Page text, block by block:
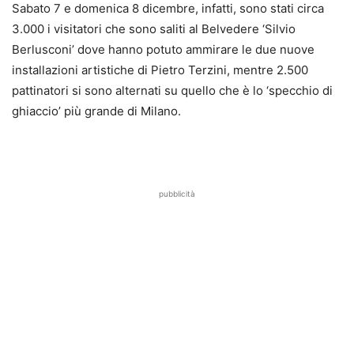
Sabato 7 e domenica 8 dicembre, infatti, sono stati circa
3.000 i visitatori che sono saliti al Belvedere ‘Silvio
Berlusconi’ dove hanno potuto ammirare le due nuove
installazioni artistiche di Pietro Terzini, mentre 2.500
pattinatori si sono alternati su quello che è lo ‘specchio di
ghiaccio’ più grande di Milano.
pubblicità